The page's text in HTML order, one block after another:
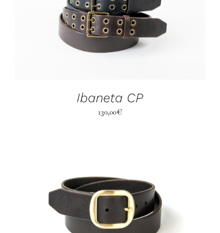
Ibaneta CP
130,00€